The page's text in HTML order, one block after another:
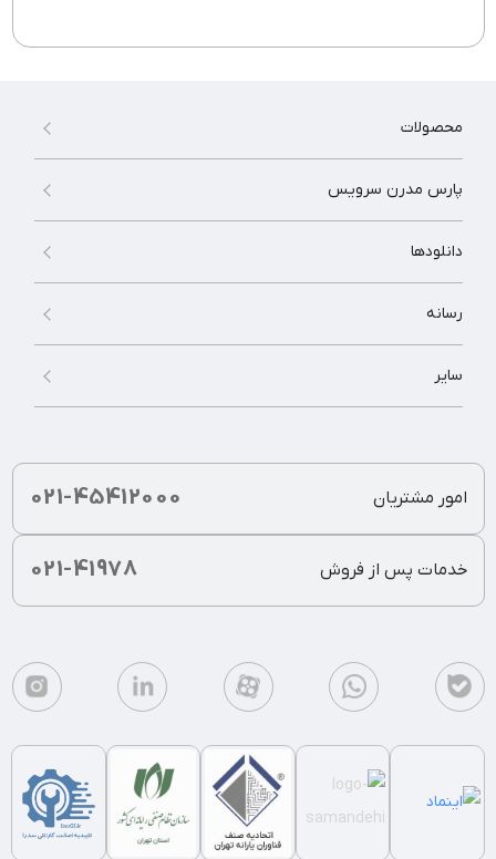
محصولات
پارس مدرن سرویس
دانلودها
رسانه
سایر
021-45412000 امور مشتریان
021-41978 خدمات پس از فروش